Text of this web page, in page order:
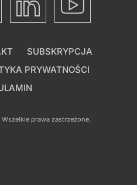
SUBSKRYPCJA
PRYWATNOŚCI
Wszelkie prawa zastrzeżone.